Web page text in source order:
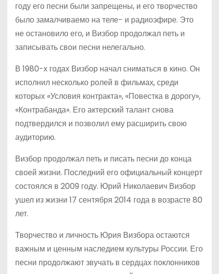
году его песни были запрещены, и его творчество
было замалчиваемо на теле- и радиоэфире. Это
не остановило его, и Визбор продолжал петь и
записывать свои песни нелегально.
В 1980-х годах Визбор начал сниматься в кино. Он
исполнил несколько ролей в фильмах, среди
которых «Условия контракта», «Повестка в дорогу»,
«Контрабанда». Его актерский талант снова
подтвердился и позволил ему расширить свою
аудиторию.
Визбор продолжал петь и писать песни до конца
своей жизни. Последний его официальный концерт
состоялся в 2009 году. Юрий Николаевич Визбор
ушел из жизни 17 сентября 2014 года в возрасте 80
лет.
Творчество и личность Юрия Визбора остаются
важным и ценным наследием культуры России. Его
песни продолжают звучать в сердцах поклонников